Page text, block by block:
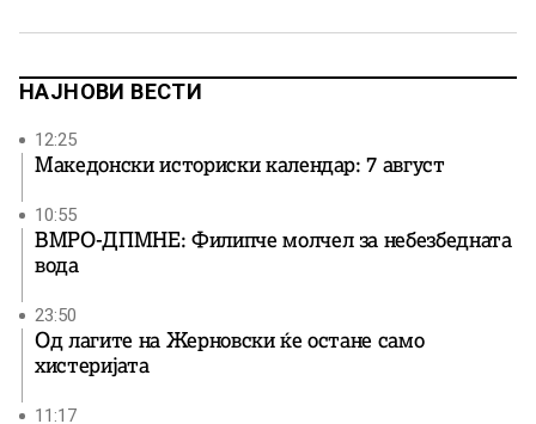
бугарската историска комисија – можеби архивските
НАЈНОВИ ВЕСТИ
12:25
Македонски историски календар: 7 август
10:55
ВМРО-ДПМНЕ: Филипче молчел за небезбедната
вода
23:50
Од лагите на Жерновски ќе остане само
хистеријата
11:17